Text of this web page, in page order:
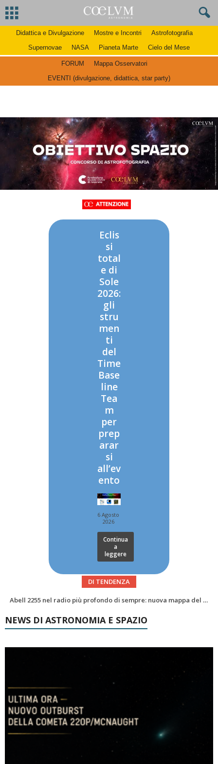
Didattica e Divulgazione Mostre e Incontri
Astrofotografia
Supernovae
NASA Pianeta Marte Cielo del Mese
FORUM
Mappa Osservatori
EVENTI (divulgazione, didattica, star party)
Eclis
si
total
e di
Sole
2026:
gli
stru
men
ti
del
Time
Base
line
Tea
m
per
prep
arar
si
all’ev
ento
6 Agosto
2026
Continua
a
leggere
DI TENDENZA
Alzando gli occhi al cielo – Vale la sveglia?Le congiunzioni di agosto 2026
NEWS DI ASTRONOMIA E SPAZIO